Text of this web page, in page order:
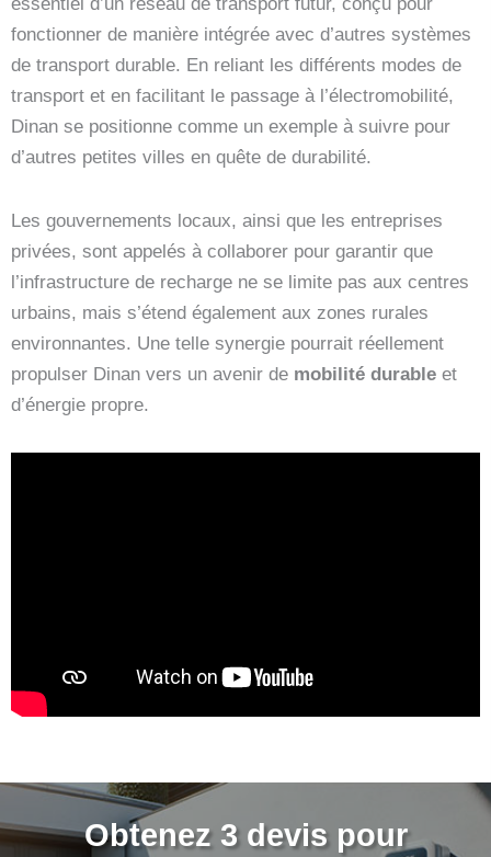
fonctionner de manière intégrée avec d’autres systèmes
de transport durable. En reliant les différents modes de
transport et en facilitant le passage à l’électromobilité,
Dinan se positionne comme un exemple à suivre pour
d’autres petites villes en quête de durabilité.
Les gouvernements locaux, ainsi que les entreprises
privées, sont appelés à collaborer pour garantir que
l’infrastructure de recharge ne se limite pas aux centres
urbains, mais s’étend également aux zones rurales
environnantes. Une telle synergie pourrait réellement
propulser Dinan vers un avenir de mobilité durable et
d’énergie propre.
Obtenez 3 devis pour